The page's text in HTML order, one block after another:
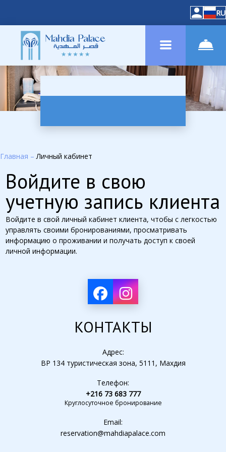
RU
Главная –Личный кабинет
Войдите в свою
учетную запись клиента
Войдите в свой личный кабинет клиента, чтобы с легкостью
управлять своими бронированиями, просматривать
информацию о проживании и получать доступ к своей
личной информации.
КОНТАКТЫ
Адрес:
BP 134 туристическая зона, 5111, Махдия
Телефон:
+216 73 683 777
Круглосуточное бронирование
Email:
reservation@mahdiapalace.com